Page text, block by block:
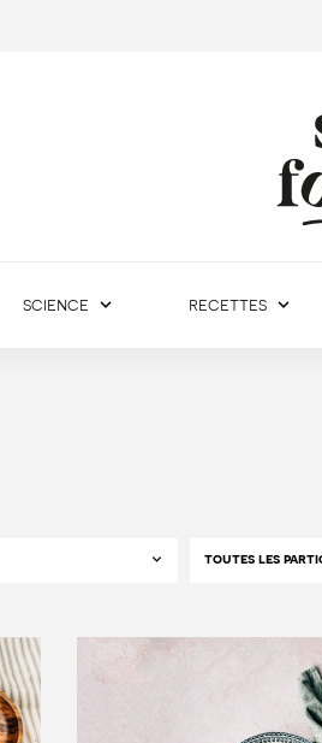
science recettes